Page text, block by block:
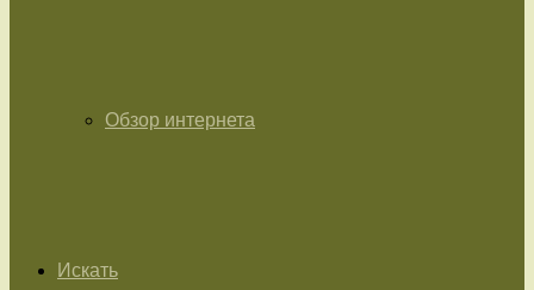
Обзор интернета
Искать